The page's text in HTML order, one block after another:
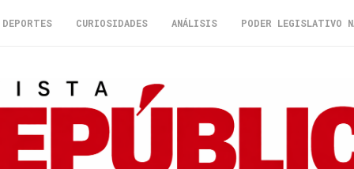
DEPORTES CURIOSIDADES ANÁLISIS PODER LEGISLATIVO